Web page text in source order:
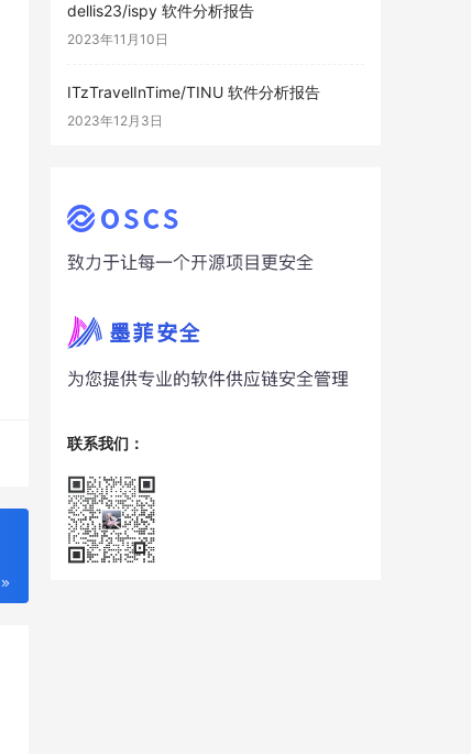
dellis23/ispy 软件分析报告
2023年11月10日
ITzTravelInTime/TINU 软件分析报告
2023年12月3日
联系我们：